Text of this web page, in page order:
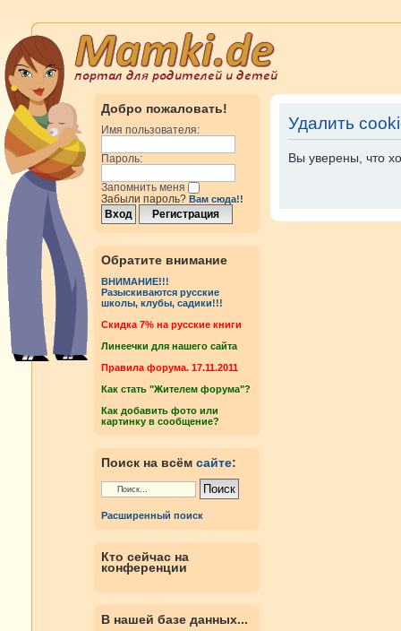
Добро пожаловать!
Имя пользователя:
Пароль:
Запомнить меня
Забыли пароль? Вам сюда!!
Обратите внимание
ВНИМАНИЕ!!!
Разыскиваются русские
школы, клубы, садики!!!
Cкидка 7% на русские книги
Линеечки для нашего сайта
Правила форума. 17.11.2011
Как стать "Жителем форума"?
Как добавить фото или
картинку в сообщение?
Поиск на всём сайте:
Расширенный поиск
Кто сейчас на
конференции
В нашей базе данных...
Удалить
Вы уверены, что